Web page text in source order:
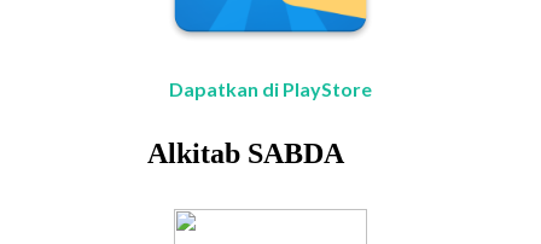
Dapatkan di PlayStore